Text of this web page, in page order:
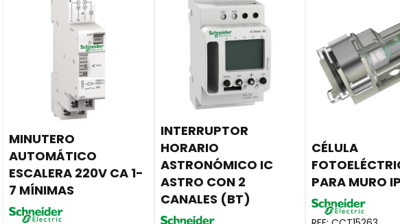
MINUTERO
AUTOMÁTICO
ESCALERA 220V CA 1-
7 MÍNIMAS
INTERRUPTOR
HORARIO
ASTRONÓMICO IC
ASTRO CON 2
CANALES (BT)
CÉLULA
PARA MURO